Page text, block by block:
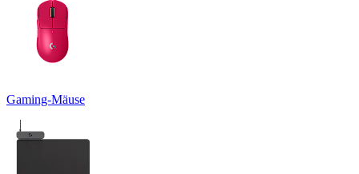
Gaming-Mäuse